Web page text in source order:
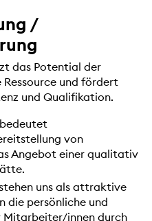
/
das Potential der
und fördert
und Qualifikation.
von
Angebot einer qualitativ
uns als attraktive
die persönliche und
Mitarbeiter/innen durch